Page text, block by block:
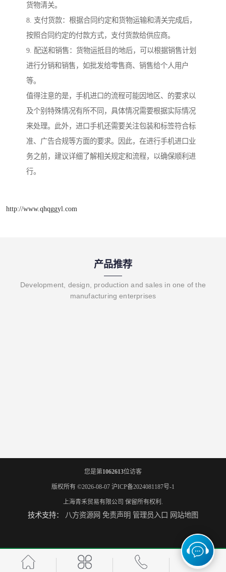
货物清关。
8. 支付货款：根据合同约定和货物运输和清关完成后，
按照合同约定的付款方式，支付货款给供应商。
9. 配送和销售：货物运抵目的地后，可以根据销售计划
进行分销和销售，如批发给零售商、销售给个人用户
等。
值得注意的是，手机进口的流程可能因地区、的要求以
及个别特殊情况有所不同，具体情况需要根据实际情况
来处理。此外，进口手机还需要关注包装和标签符合标
准、广告合规等方面的要求。因此，在进行手机进口业
务之前，建议详细了解相关规定和流程，以确保顺利进
行。
http://www.qhqggyl.com
产品推荐
Development, design, production and sales in one of the
manufacturing enterprises
您是第1062613位访客
版权所有 ©2026-08-07 沪ICP备2024081187号-1
上海青禾贸易有限公司 保留所有权利.
技术支持： 八方资源网 免责声明 管理员入口 网站地图